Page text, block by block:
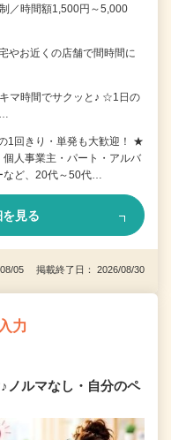
／時間額1,500円～5,000
お近くの店舗で間時間に
マ時間でサクッと♪ ☆1日の
1回きり・単発も大歓迎！ ★
人事業主・パート・アルバ
など、20代～50代…
見る
08/05 掲載終了日： 2026/08/30
力
ノルマなし・自分のペ